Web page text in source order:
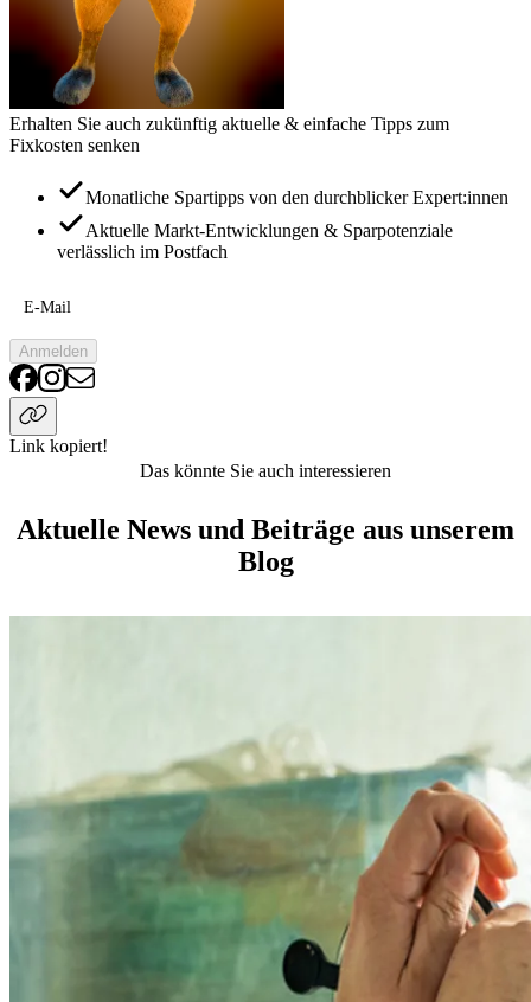
Erhalten Sie auch zukünftig aktuelle & einfache Tipps zum
Fixkosten senken
Monatliche Spartipps von den durchblicker Expert:innen
Aktuelle Markt-Entwicklungen & Sparpotenziale
verlässlich im Postfach
E-Mail
Anmelden
Link kopiert!
Das könnte Sie auch interessieren
Aktuelle News und Beiträge aus unserem
Blog